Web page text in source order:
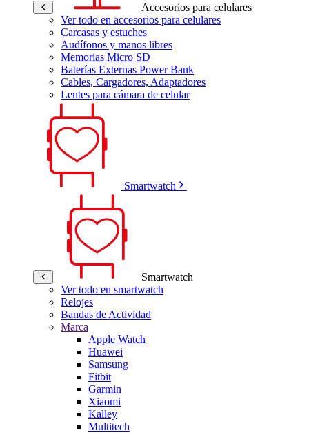
Accesorios para celulares
Ver todo en accesorios para celulares
Carcasas y estuches
Audífonos y manos libres
Memorias Micro SD
Baterías Externas Power Bank
Cables, Cargadores, Adaptadores
Lentes para cámara de celular
Smartwatch
Smartwatch
Ver todo en smartwatch
Relojes
Bandas de Actividad
Marca
Apple Watch
Huawei
Samsung
Fitbit
Garmin
Xiaomi
Kalley
Multitech